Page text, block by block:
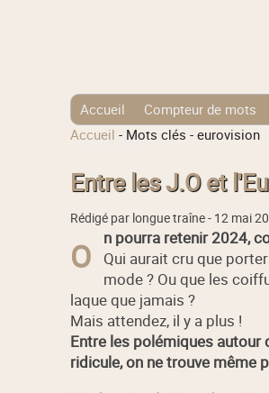
Accueil Compteur de mots
Tags Cloud
Accueil - Mots clés - eurovision
Entre les J.O et
Rédigé par longue traîne - 12 mai
O
n pourra retenir 2024,
Qui aurait cru que
mode ? Ou que les
laque que jamais ?
Mais attendez, il y a plus !
Entre les polémiques autour
ridicule, on ne trouve même